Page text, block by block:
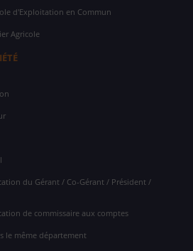
d'Exploitation en Commun
Agricole
du Gérant / Co-Gérant / Président /
de commissaire aux comptes
le même département